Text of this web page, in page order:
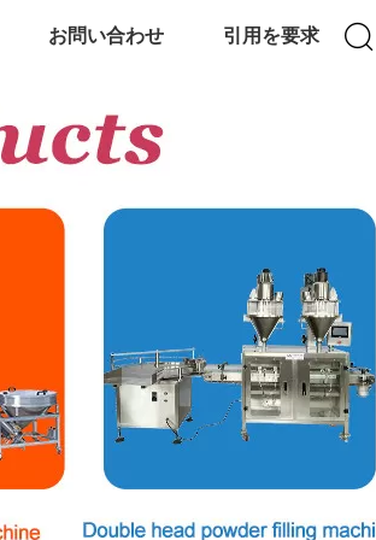
お問い合わせ 引用を要求